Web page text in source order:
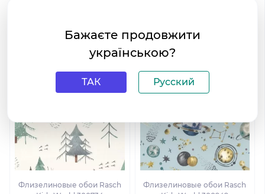
Флизелиновые обои Rasch
Kids World 252750
Kids World 301144
Флизелиновые обои Rasch
Флизелиновые обои Rasch
Бажаєте продовжити
українською?
ТАК Русский